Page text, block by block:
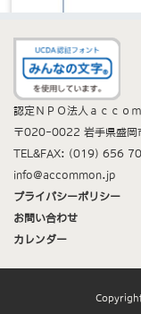
認定ＮＰＯ法人ａｃｃｏ
〒020-0022 岩手県盛岡
TEL&FAX: (019) 656
info@accommon.jp
プライバシーポリシー
お問い合わせ
カレンダー